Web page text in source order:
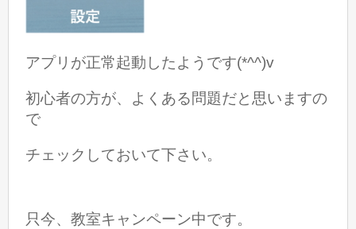
アプリが正常起動したようです(*^^)v
初心者の方が、よくある問題だと思いますの
で
チェックしておいて下さい。
只今、教室キャンペーン中です。